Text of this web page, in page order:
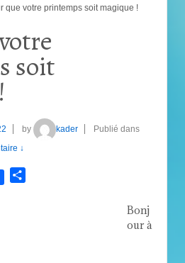
que votre printemps soit magique !
soit
by kader
Publié dans
↓
Bonj
our à